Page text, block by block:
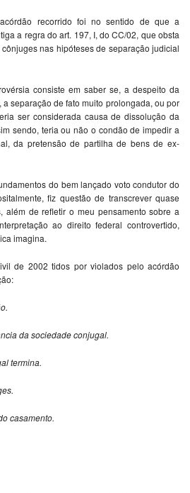
recorrido foi no sentido de que a
a regra do art. 197, I, do CC/02, que obsta
nas hipóteses de separação judicial
consiste em saber se, a despeito da
separação de fato muito prolongada, ou por
ser considerada causa de dissolução da
sendo, teria ou não o condão de impedir a
da pretensão de partilha de bens de ex-
do bem lançado voto condutor do
fiz questão de transcrever quase
além de refletir o meu pensamento sobre a
ao direito federal controvertido,
imagina.
de 2002 tidos por violados pelo acórdão
da sociedade conjugal.
termina.
casamento.